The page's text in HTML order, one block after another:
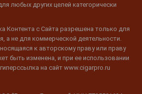
любых других целей категорически
Контента с Сайта разрешена только для
а не для коммерческой деятельности.
к авторскому праву или праву
быть изменена, и при ее использовании
на сайт www.cigarpro.ru